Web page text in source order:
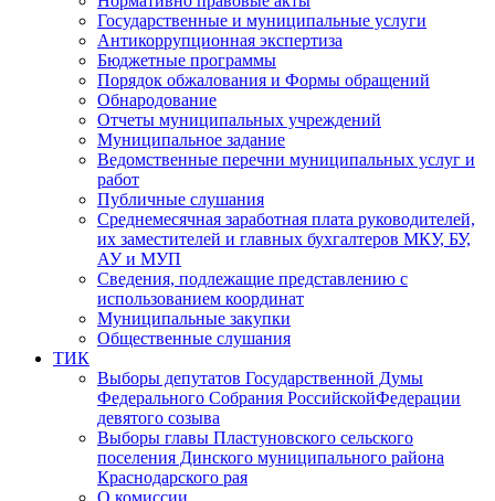
Государственные и муниципальные услуги
Антикоррупционная экспертиза
Бюджетные программы
Порядок обжалования и Формы обращений
Обнародование
Отчеты муниципальных учреждений
Муниципальное задание
Ведомственные перечни муниципальных услуг и
работ
Публичные слушания
Среднемесячная заработная плата руководителей,
их заместителей и главных бухгалтеров МКУ, БУ,
АУ и МУП
Сведения, подлежащие представлению с
использованием координат
Муниципальные закупки
Общественные слушания
ТИК
Выборы депутатов Государственной Думы
Федерального Собрания РоссийскойФедерации
девятого созыва
Выборы главы Пластуновского сельского
поселения Динского муниципального района
Краснодарского рая
О комиссии